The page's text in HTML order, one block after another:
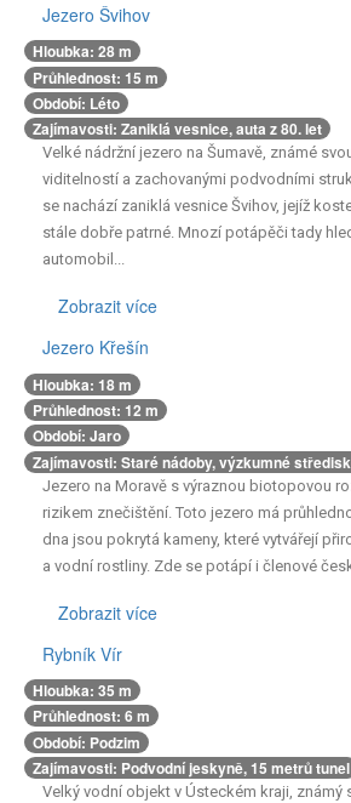
Jezero Švihov
Hloubka: 28 m
Průhlednost: 15 m
Období: Léto
Zajímavosti: Zaniklá vesnice, auta z 80. let
Velké nádržní jezero na Šumavě, známé
viditelností a zachovanými podvodními
se nachází zaniklá vesnice Švihov, jejíž
stále dobře patrné. Mnozí potápěči tady
automobil...
Zobrazit více
Důležité informace:
strukturami. Pod hladinou se nachází zaniklá
kostel, domy a silnice jsou stále dobře
tady hledají i staré automobily, které byly
umělé útesy. Voda často dosahuje přes 15
což je pro střední Evropu výjimečné.
Jezero Křešín
Hloubka: 18 m
Průhlednost: 12 m
Období: Jaro
Zajímavosti: Staré nádoby, výzkumné
Jezero na Moravě s výraznou biotopovou
rizikem znečištění. Toto jezero má
dna jsou pokrytá kameny, které vytvářejí
a vodní rostliny. Zde se potápí i členové
Zobrazit více
Důležité informace:
průhlednost až 12 metrů a jeho dna jsou
vytvářejí přirozené úkryty pro ryby a vodní
členové českého potápěčského týmu, kteří
výzkumy podvodních ekosystémů.
Rybník Vír
Hloubka: 35 m
Průhlednost: 6 m
Období: Podzim
Zajímavosti: Podvodní jeskyně, 15 metrů tunel
Velký vodní objekt v Ústeckém kraji, známý